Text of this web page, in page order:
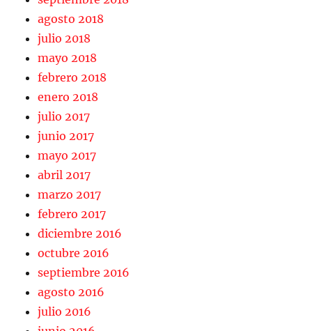
agosto 2018
julio 2018
mayo 2018
febrero 2018
enero 2018
julio 2017
junio 2017
mayo 2017
abril 2017
marzo 2017
febrero 2017
diciembre 2016
octubre 2016
septiembre 2016
agosto 2016
julio 2016